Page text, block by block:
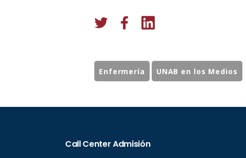
Enfermería UNAB en los Medios